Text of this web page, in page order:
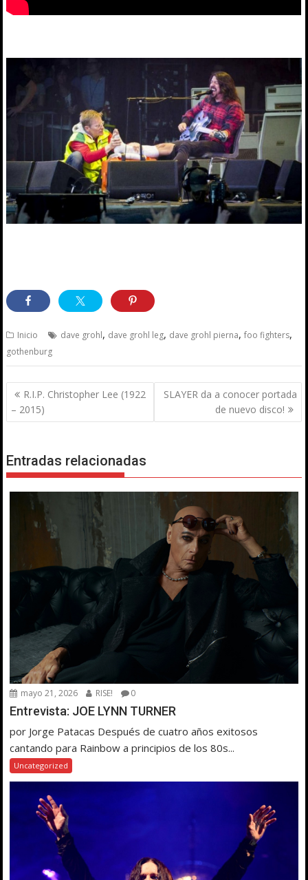
Inicio dave grohl, dave grohl leg, dave grohl pierna,foo fighters,
gothenburg
Navegación
de
entradas
R.I.P. Christopher Lee (1922
– 2015)
SLAYER da a conocer portada
de nuevo disco!
Entradas relacionadas
mayo 21, 2026 RISE! 0
Entrevista: JOE LYNN TURNER
por Jorge Patacas Después de cuatro años exitosos
cantando para Rainbow a principios de los 80s...
Uncategorized